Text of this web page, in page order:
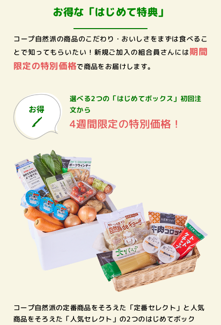
お得な「はじめて特典」
コープ自然派の商品のこだわり・おいしさをまずは食べるこ
とで知ってもらいたい！ 新規ご加入の組合員さんには期間
限定の特別価格で商品をお届けします。
選べる2つの「はじめてボックス」 初回注
文から
4週間限定の特別価格！
コープ自然派の定番商品をそろえた「定番セレクト」と人気
商品をそろえた「人気セレクト」の2つのはじめてボック